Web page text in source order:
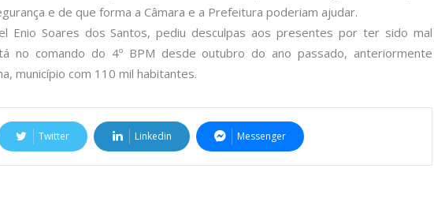
e de que forma a Câmara e a Prefeitura poderiam ajudar.
Enio Soares dos Santos, pediu desculpas aos presentes por ter sido mal
no comando do 4º BPM desde outubro do ano passado, anteriormente
município com 110 mil habitantes.
Twitter Linkedin Messenger